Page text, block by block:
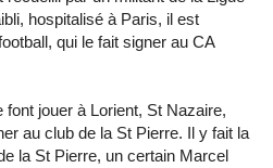
hospitalisé à Paris, il est
qui le fait signer au CA
jouer à Lorient, St Nazaire,
au club de la St Pierre. Il y fait la
la St Pierre, un certain Marcel